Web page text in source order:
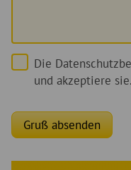
Die
und akzeptiere sie.
Gruß absenden